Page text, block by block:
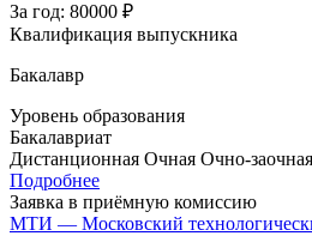
За год: 80000 ₽
Квалификация выпускника
Бакалавр
Уровень образования
Бакалавриат
Дистанционная Очная Очно-заочная
Подробнее
Заявка в приёмную комиссию
МТИ — Московский